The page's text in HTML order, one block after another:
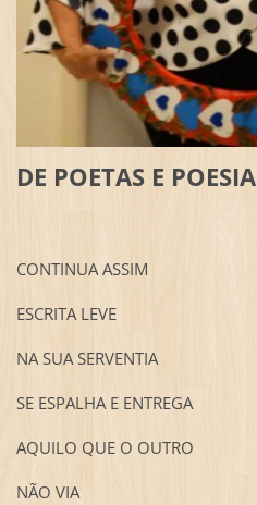
DE POETAS E POESIA
CONTINUA ASSIM
ESCRITA LEVE
NA SUA SERVENTIA
SE ESPALHA E ENTREGA
AQUILO QUE O OUTRO
NÃO VIA